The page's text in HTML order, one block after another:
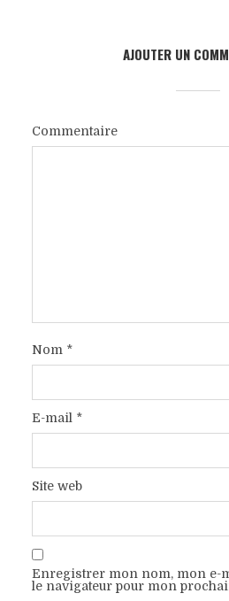
AJOUTER UN
Commentaire
Nom *
E-mail *
Site web
Enregistrer mon nom, mon e-
le navigateur pour mon